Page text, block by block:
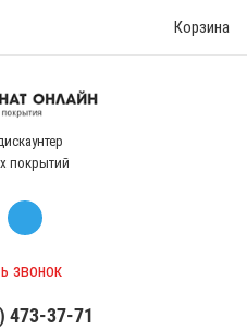
Корзина
покрытий
звонок
473-37-71